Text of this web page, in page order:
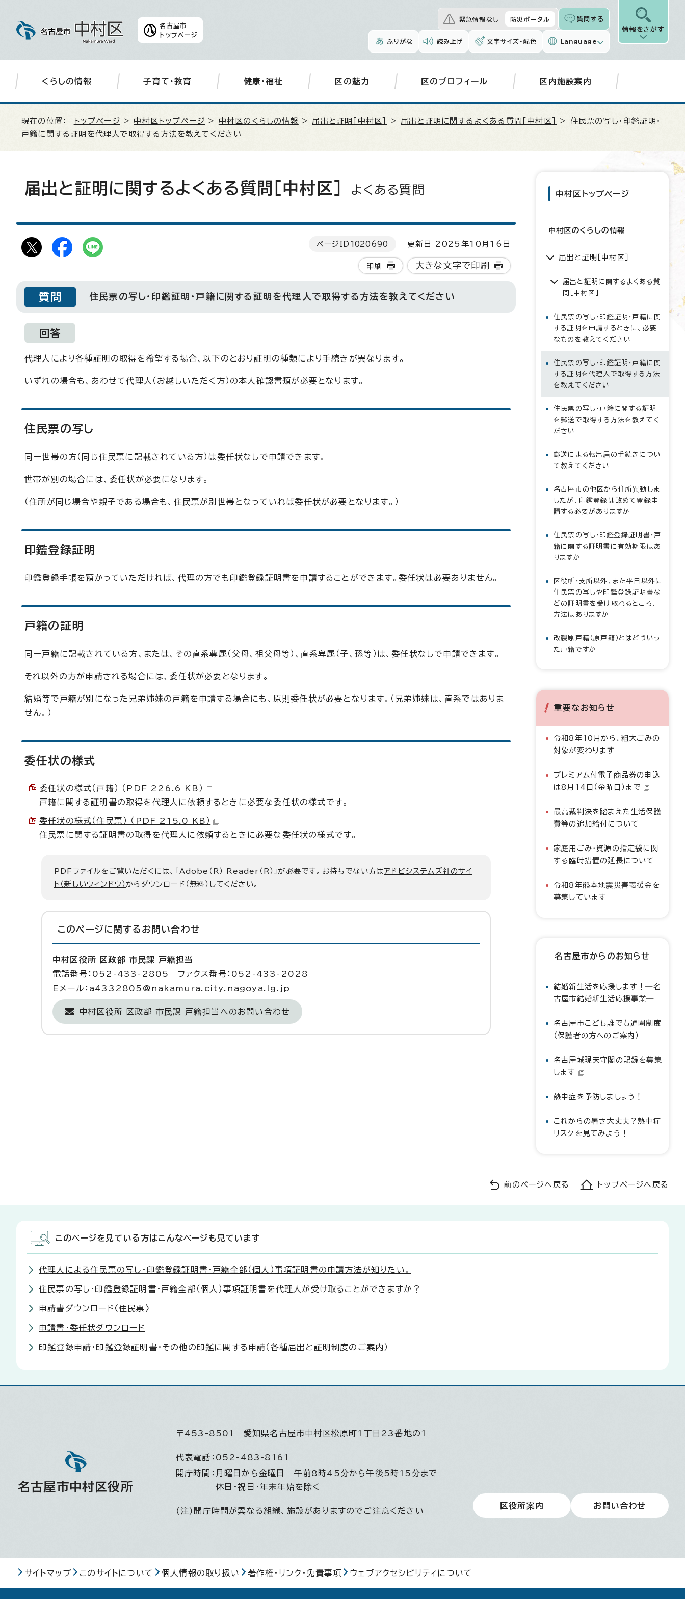
名古屋市
トップページ
緊急情報なし 防災ポータル 質問する
ふりがな 読み上げ 文字サイズ・配色 Language
情報をさがす
くらしの情報 子育て・教育 健康・福祉 区の魅力 区のプロフィール 区内施設案内
現在の位置： トップページ > 中村区トップページ > 中村区のくらしの情報 > 届出と証明［中村区］ > 届出と証明に関するよくある質問［中村区］
> 住民票の写し・印鑑証明・
戸籍に関する証明を代理人で取得する方法を教えてください
届出と証明に関するよくある質問［中村区］ よくある質問
ページID 1020690 更新日 2025年10月16日
印刷 大きな文字で印刷
質問 住民票の写し・印鑑証明・戸籍に関する証明を代理人で取得する方法を教えてください
回答
代理人により各種証明の取得を希望する場合、以下のとおり証明の種類により手続きが異なります。
いずれの場合も、あわせて代理人（お越しいただく方）の本人確認書類が必要となります。
住民票の写し
同一世帯の方（同じ住民票に記載されている方）は委任状なしで申請できます。
世帯が別の場合には、委任状が必要になります。
（住所が同じ場合や親子である場合も、住民票が別世帯となっていれば委任状が必要となります。）
印鑑登録証明
印鑑登録手帳を預かっていただければ、代理の方でも印鑑登録証明書を申請することができます。委任状は必要ありません。
戸籍の証明
同一戸籍に記載されている方、または、その直系尊属（父母、祖父母等）、直系卑属（子、孫等）は、委任状なしで申請できます。
それ以外の方が申請される場合には、委任状が必要となります。
結婚等で戸籍が別になった兄弟姉妹の戸籍を申請する場合にも、原則委任状が必要となります。（兄弟姉妹は、直系ではありま
せん。）
委任状の様式
委任状の様式（戸籍） （PDF 226.6 KB）
戸籍に関する証明書の取得を代理人に依頼するときに必要な委任状の様式です。
委任状の様式（住民票） （PDF 215.0 KB）
住民票に関する証明書の取得を代理人に依頼するときに必要な委任状の様式です。
PDFファイルをご覧いただくには、「Adobe（R） Reader（R）」が必要です。お持ちでない方はアドビシステムズ社のサイ
ト（新しいウィンドウ）からダウンロード（無料）してください。
このページに関する お問い合わせ
中村区役所 区政部 市民課 戸籍担当
電話番号：052-433-2805 ファクス番号：052-433-2028
Eメール：a4332805@nakamura.city.nagoya.lg.jp
中村区役所 区政部 市民課 戸籍担当へのお問い合わせ
中村区トップページ
中村区のくらしの情報
届出と証明［中村区］
届出と証明に関するよくある質
問［中村区］
住民票の写し・印鑑証明・戸籍に関
する証明を申請するときに、必要
なものを教えてください
住民票の写し・印鑑証明・戸籍に関
する証明を代理人で取得する方法
を教えてください
住民票の写し・戸籍に関する証明
を郵送で取得する方法を教えてく
ださい
郵送による転出届の手続きについ
て教えてください
名古屋市の他区から住所異動しま
したが、印鑑登録は改めて登録申
請する必要がありますか
住民票の写し・印鑑登録証明書・戸
籍に関する証明書に有効期限はあ
りますか
区役所・支所以外、また平日以外に
住民票の写しや印鑑登録証明書な
どの証明書を受け取れるところ、
方法はありますか
改製原戸籍（原戸籍）とはどういっ
た戸籍ですか
重要なお知らせ
令和8年10月から、粗大ごみの
対象が変わります
プレミアム付電子商品券の申込
は8月14日（金曜日）まで
最高裁判決を踏まえた生活保護
費等の追加給付について
家庭用ごみ・資源の指定袋に関
する臨時措置の延長について
令和8年熊本地震災害義援金を
募集しています
名古屋市からのお知らせ
結婚新生活を応援します！―名
古屋市結婚新生活応援事業―
名古屋市こども誰でも通園制度
（保護者の方へのご案内）
名古屋城現天守閣の記録を募集
します
熱中症を予防しましょう！
これからの暑さ大丈夫？熱中症
リスクを見てみよう！
前のページへ戻る トップページへ戻る
このページを見ている方はこんなページも見ています
代理人による住民票の写し・印鑑登録証明書・戸籍全部（個人）事項証明書の申請方法が知りたい。
住民票の写し・印鑑登録証明書・戸籍全部（個人）事項証明書を代理人が受け取ることができますか？
申請書ダウンロード〈住民票〉
申請書・委任状ダウンロード
印鑑登録申請・印鑑登録証明書・その他の印鑑に関する申請（各種届出と証明制度のご案内）
名古屋市中村区役所
〒453-8501 愛知県名古屋市中村区松原町1丁目23番地の1
代表電話： 052-483-8161
開庁時間： 月曜日から金曜日 午前8時45分から午後5時15分まで
休日・祝日・年末年始を除く
(注)開庁時間が異なる組織、施設がありますのでご注意ください
区役所案内 お問い合わせ
サイトマップ このサイトについて 個人情報の取り扱い 著作権・リンク・免責事項 ウェブアクセシビリティについて